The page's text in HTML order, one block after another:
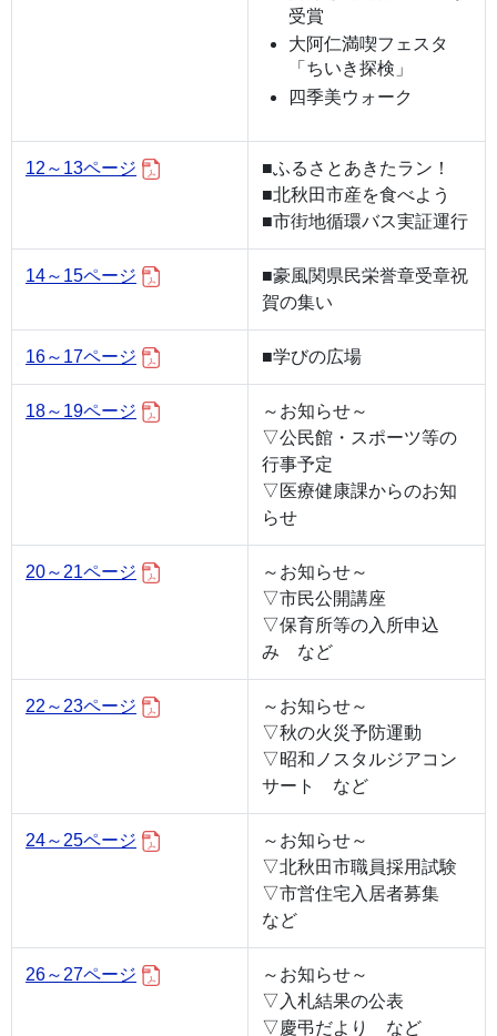
受賞
大阿仁満喫フェスタ
「ちいき探検」
四季美ウォーク
12～13ページ
■ふるさとあきたラン！
■北秋田市産を食べよう
■市街地循環バス実証運行
14～15ページ
■豪風関県民栄誉章受章祝
賀の集い
16～17ページ ■学びの広場
18～19ページ
～お知らせ～
▽公民館・スポーツ等の
行事予定
▽医療健康課からのお知
らせ
20～21ページ
～お知らせ～
▽市民公開講座
▽保育所等の入所申込
み など
22～23ページ
～お知らせ～
▽秋の火災予防運動
▽昭和ノスタルジアコン
サート など
24～25ページ
～お知らせ～
▽北秋田市職員採用試験
▽市営住宅入居者募集
など
26～27ページ
～お知らせ～
▽入札結果の公表
▽慶弔だより など